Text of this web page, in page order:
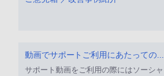
動画でサポートご利用にあたってのお願い
サポート動画をご利用の際にはソーシャ